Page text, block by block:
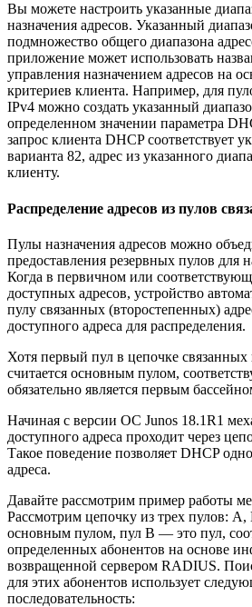
Вы можете настроить указанные
назначения адресов. Указанный
подмножество общего диапазона
приложение может использовать
управления назначением адресов на
критериев клиента. Например, для
IPv4 можно создать указанный
определенном значении параметра
запрос клиента DHCP соответствует
варианта 82, адрес из указанного
клиенту.
Распределение адресов из пулов
Пулы назначения адресов можно
предоставления резервных пулов для
Когда в первичном или
доступных адресов, устройство
пулу связанных (второстепенных)
доступного адреса для распределения.
Хотя первый пул в цепочке связанных
считается основным пулом,
обязательно является первым
Начиная с версии ОС Junos 18.1R1
доступного адреса проходит через
Такое поведение позволяет DHCP
адреса.
Давайте рассмотрим пример работы
Рассмотрим цепочку из трех пулов:
основным пулом, пул B — это пул,
определенных абонентов на основе
возвращенной сервером RADIUS.
для этих абонентов использует
последовательность: